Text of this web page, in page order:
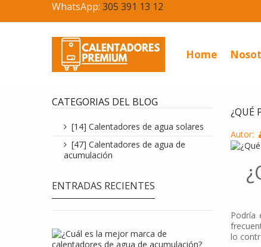
WhatsApp: 305 391 13 12
Home
CATEGORIAS DEL BLOG
[14] Calentadores de agua solares
[47] Calentadores de agua de
acumulación
ENTRADAS RECIENTES
¿QUÉ
Autor:
Podría
lo